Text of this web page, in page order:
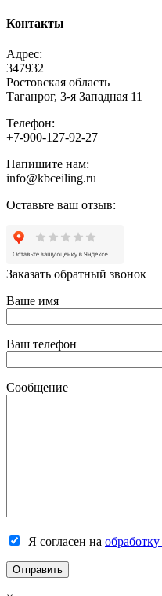
Контакты
Адрес:
347932
Ростовская область
Таганрог, 3-я Западная 11
Телефон:
+7-900-127-92-27
Напишите нам:
info@kbceiling.ru
Оставьте ваш отзыв:
Заказать обратный звонок
Ваше имя
Ваш телефон
Сообщение
Я согласен на